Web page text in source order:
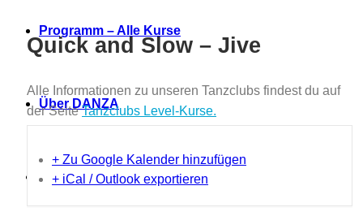
Programm – Alle Kurse
Über DANZA
Neues
Quick and Slow – Jive
Alle Informationen zu unseren Tanzclubs findest du auf
der SeiteTanzclubs Level-Kurse.
+ Zu Google Kalender hinzufügen
+ iCal / Outlook exportieren